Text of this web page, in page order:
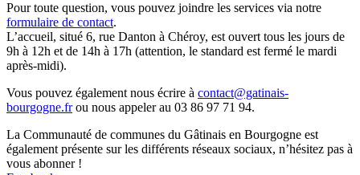
Pour toute question, vous pouvez joindre les services via notre
formulaire de contact.
L’accueil, situé 6, rue Danton à Chéroy, est ouvert tous les jours de
9h à 12h et de 14h à 17h (attention, le standard est fermé le mardi
après-midi).
Vous pouvez également nous écrire à contact@gatinais-
bourgogne.frou nous appeler au 03 86 97 71 94.
La Communauté de communes du Gâtinais en Bourgogne est
également présente sur les différents réseaux sociaux, n’hésitez pas à
vous abonner !